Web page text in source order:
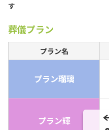
す
葬儀プラン
プラン名
プラン瑠璃
プラン輝